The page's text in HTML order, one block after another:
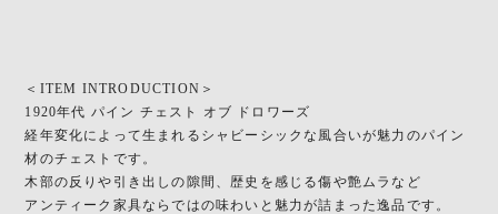
＜ITEM INTRODUCTION＞
1920年代 パイン チェスト オブ ドロワーズ
経年変化によって生まれるシャビーシックな風合いが魅力のパイン
材のチェストです。
木部の反りや引き出しの隙間、歴史を感じる傷や艶ムラなど
アンティーク家具ならではの味わいと魅力が詰まった逸品です。